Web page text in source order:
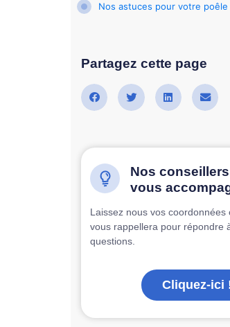
Nos astuces pour votre poêle
Partagez cette page
Nos conseillers
vous
Laissez nous vos coordonnées
vous rappellera pour répondre
questions.
Cliquez-ici